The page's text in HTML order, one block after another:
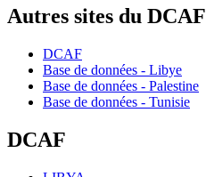
Autres sites du DCAF
DCAF
Base de données - Libye
Base de données - Palestine
Base de données - Tunisie
DCAF